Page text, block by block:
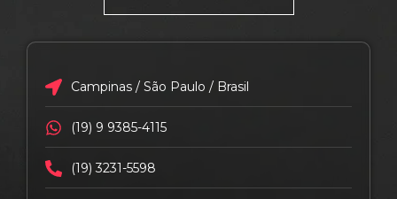
Campinas / São Paulo / Brasil
(19) 9 9385-4115
(19) 3231-5598